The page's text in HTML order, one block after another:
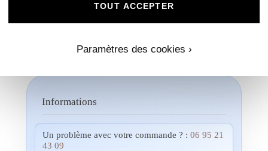
couleurs et de toute autre modification que vous souhaitez
apporte. Nous n'imprimerons rien sans votre validation
Informations
Un problème avec votre commande ? : 06 95 21
43 09
Paramètres des cookies ›
TOUT ACCEPTER